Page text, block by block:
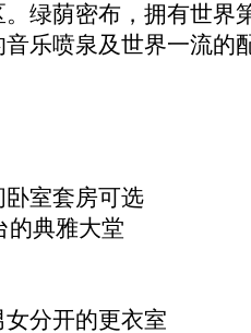
绿荫密布，拥有世界
乐喷泉及世界一流的
室套房可选
的典雅大堂
分开的更衣室